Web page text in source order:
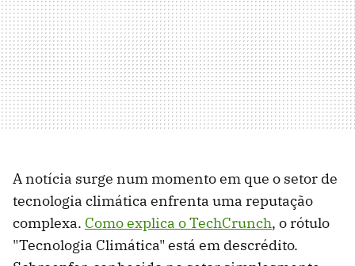
A notícia surge num momento em que o setor de
tecnologia climática enfrenta uma reputação
complexa. Como explica o TechCrunch, o rótulo
"Tecnologia Climática" está em descrédito.